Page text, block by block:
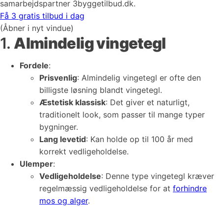
samarbejdspartner 3byggetilbud.dk.
Få 3 gratis tilbud i dag
(Åbner i nyt vindue)
1. Almindelig vingetegl
Fordele:
Prisvenlig: Almindelig vingetegl er ofte den
billigste løsning blandt vingetegl.
Æstetisk klassisk: Det giver et naturligt,
traditionelt look, som passer til mange typer
bygninger.
Lang levetid: Kan holde op til 100 år med
korrekt vedligeholdelse.
Ulemper:
Vedligeholdelse: Denne type vingetegl kræver
regelmæssig vedligeholdelse for at forhindre
mos og alger.